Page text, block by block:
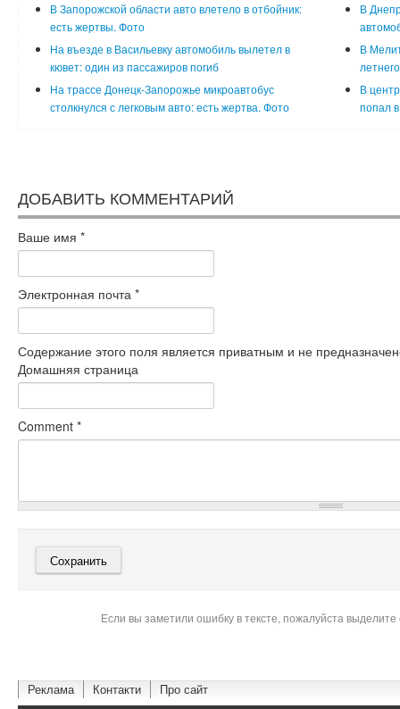
В Запорожской области авто влетело в отбойник:
есть жертвы. Фото
В
На въезде в Васильевку автомобиль вылетел в
кювет: один из пассажиров погиб
В
На трассе Донецк-Запорожье микроавтобус
столкнулся с легковым авто: есть жертва. Фото
В
попал
ДОБАВИТЬ КОММЕНТАРИЙ
Ваше имя *
Электронная почта *
Содержание этого поля является приватным и не
Домашняя страница
Comment *
Если вы заметили ошибку в тексте, пожалуйста
Реклама Контакти Про сайт